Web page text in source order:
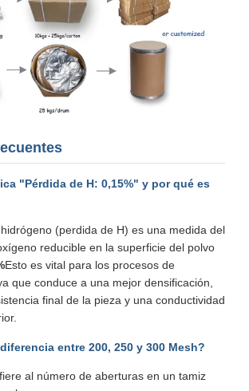
"Pérdida de H: 0,15%" y por qué es
(perdida de H) es una medida del
reducible en la superficie del polvo
Esto es vital para los procesos de
que conduce a una mejor densificación,
final de la pieza y una conductividad
entre 200, 250 y 300 Mesh?
al número de aberturas en un tamiz